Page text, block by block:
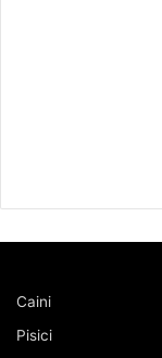
Caini
Pisici